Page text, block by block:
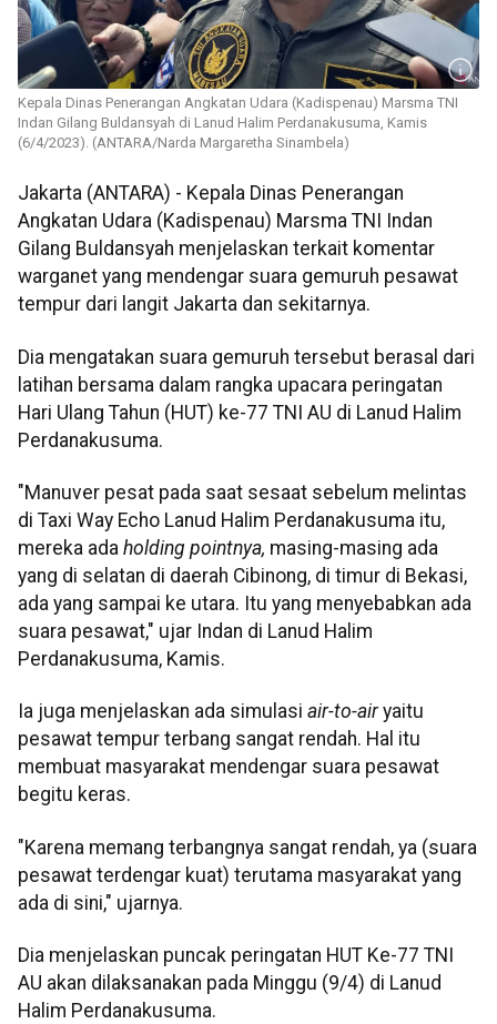
Kepala Dinas Penerangan Angkatan Udara (Kadispenau) Marsma TNI
Indan Gilang Buldansyah di Lanud Halim Perdanakusuma, Kamis
(6/4/2023). (ANTARA/Narda Margaretha Sinambela)
Jakarta (ANTARA) - Kepala Dinas Penerangan
Angkatan Udara (Kadispenau) Marsma TNI Indan
Gilang Buldansyah menjelaskan terkait komentar
warganet yang mendengar suara gemuruh pesawat
tempur dari langit Jakarta dan sekitarnya.
Dia mengatakan suara gemuruh tersebut berasal dari
latihan bersama dalam rangka upacara peringatan
Hari Ulang Tahun (HUT) ke-77 TNI AU di Lanud Halim
Perdanakusuma.
"Manuver pesat pada saat sesaat sebelum melintas
di Taxi Way Echo Lanud Halim Perdanakusuma itu,
mereka ada holding pointnya, masing-masing ada
yang di selatan di daerah Cibinong, di timur di Bekasi,
ada yang sampai ke utara. Itu yang menyebabkan ada
suara pesawat," ujar Indan di Lanud Halim
Perdanakusuma, Kamis.
Ia juga menjelaskan ada simulasi air-to-airyaitu
pesawat tempur terbang sangat rendah. Hal itu
membuat masyarakat mendengar suara pesawat
begitu keras.
"Karena memang terbangnya sangat rendah, ya (suara
pesawat terdengar kuat) terutama masyarakat yang
ada di sini," ujarnya.
Dia menjelaskan puncak peringatan HUT Ke-77 TNI
AU akan dilaksanakan pada Minggu (9/4) di Lanud
Halim Perdanakusuma.